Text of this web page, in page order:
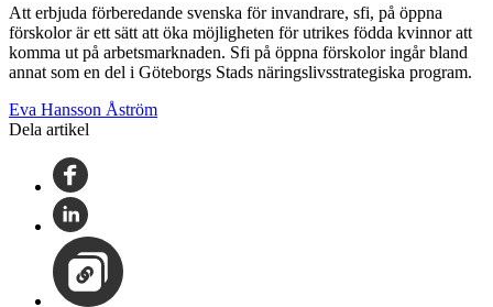
Att erbjuda förberedande svenska för invandrare, sfi, på öppna
förskolor är ett sätt att öka möjligheten för utrikes födda kvinnor att
komma ut på arbetsmarknaden. Sfi på öppna förskolor ingår bland
annat som en del i Göteborgs Stads näringslivsstrategiska program.
Eva Hansson Åström
Dela artikel